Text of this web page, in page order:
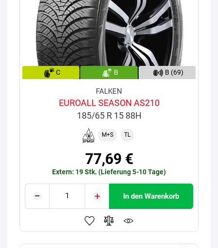
C B B (69)
FALKEN
EUROALL SEASON AS210
185/65 R 15 88H
M+S TL
77,69 €
Extern: 19 Stk. (Lieferung 5-10 Tage)
In den Warenkorb